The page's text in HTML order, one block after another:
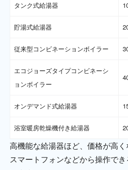
タンク式給湯器
貯湯式給湯器
従来型コンビネーションボイラー
エコジョーズタイプコンビネーシ
ョンボイラー
オンデマンド式給湯器
浴室暖房乾燥機付き給湯器
高機能な給湯器ほど、価格が高く
スマートフォンなどから操作で